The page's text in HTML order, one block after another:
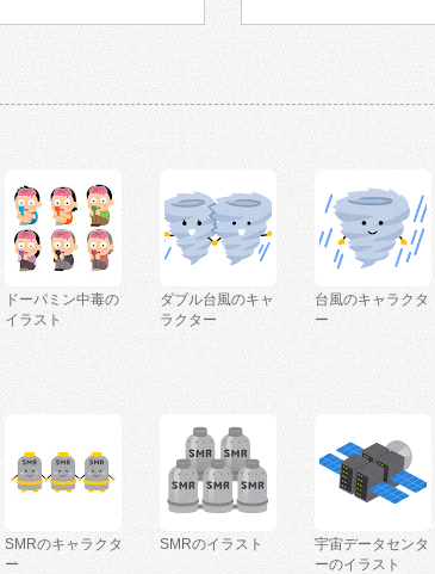
ドーパミン中毒の
イラスト
ダブル台風のキャ
ラクター
台風のキャラクタ
ー
SMRのキャラクタ
ー
SMRのイラスト
宇宙データセンタ
ーのイラスト